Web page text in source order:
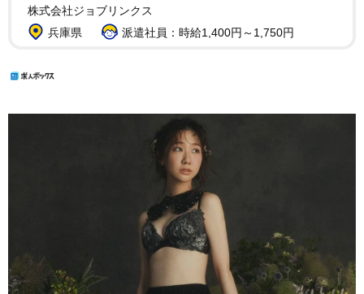
株式会社ジョブリンクス
兵庫県
派遣社員：時給1,400円～1,750円